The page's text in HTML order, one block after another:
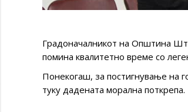
Градоначалникот на Општина
помина квалитетно време со
Понекогаш, за постигнување на
туку дадената морална поткрепа.